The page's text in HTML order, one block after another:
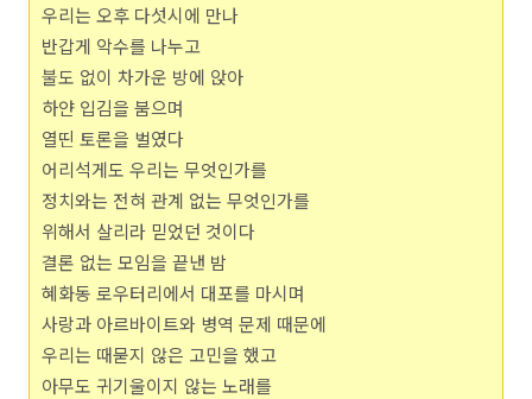
우리는 오후 다섯시에 만나
반갑게 악수를 나누고
불도 없이 차가운 방에 앉아
하얀 입김을 붐으며
열띤 토론을 벌였다
어리석게도 우리는 무엇인가를
정치와는 전혀 관계 없는 무엇인가를
위해서 살리라 믿었던 것이다
결론 없는 모임을 끝낸 밤
혜화동 로우터리에서 대포를 마시며
사랑과 아르바이트와 병역 문제 때문에
우리는 때묻지 않은 고민을 했고
아무도 귀기울이지 않는 노래를